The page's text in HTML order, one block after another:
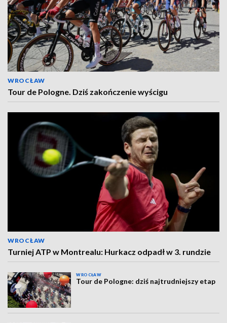
WROCŁAW
Tour de Pologne. Dziś zakończenie wyścigu
WROCŁAW
Turniej ATP w Montrealu: Hurkacz odpadł w 3. rundzie
WROCŁAW
Tour de Pologne: dziś najtrudniejszy etap